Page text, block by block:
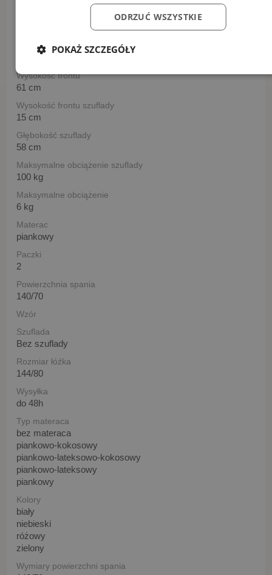
Wysokość
Wysokość frontu
61 cm
Wysokość frontu szuflady
15 cm
Głębokość szuflady
58 cm
Maksymalne obciążenie szuflady
100 kg
Maksymalne obciążenie
6 kg
Materac
piankowy
Paczki
2
Powierzchnia spania
140/70
Wzór
Szuflada
Bez szuflady
Rozmiar łóźka
144/80
Wysyłka
do 48h
Typ materaca
bez materaca
piankowo-kokosowy
piankowo-lateksowo-kokosowy
piankowo-lateksowy
piankowy
Kolory
biały
niebieski
różowy
zielony
Wymiary powierzchni spania
ODRZUĆ WSZYSTKIE
POKAŻ SZCZEGÓŁY